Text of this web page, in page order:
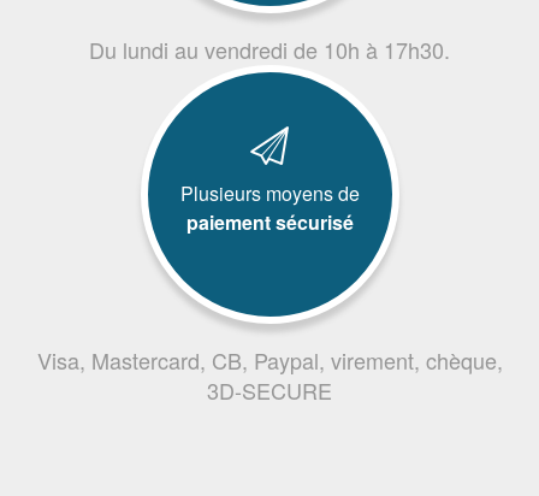
Du lundi au vendredi de 10h à 17h30.
Plusieurs moyens de
paiement sécurisé
Visa, Mastercard, CB, Paypal, virement, chèque,
3D-SECURE